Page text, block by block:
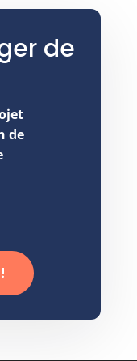
de
de